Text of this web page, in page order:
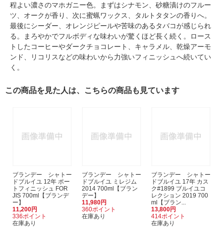
程よい濃さのマホガニー色。まずはシナモン、砂糖漬けのフルー
ツ、オークが香り、次に蜜蝋ワックス、タルトタタンの香りへ。
最後にシーダー、オレンジピールや苦味のあるタバコが感じられ
る。まろやかでフルボディな味わいが驚くほど長く続く。ロース
トしたコーヒーやダークチョコレート、キャラメル、乾燥アーモ
ンド、リコリスなどの味わいから力強いフィニッシュへ続いてい
く。
この商品を見た人は、こちらの商品も見ています
ブランデー シャトー
ドブルイユ 12年 ポー
トフィニッシュ FOR
JIS 700ml【ブランデ
ー】
11,200円
336ポイント
在庫あり
ブランデー シャトー
ドブルイユ ミレジム
2014 700ml【ブラン
デー】
11,980円
360ポイント
在庫あり
ブランデー シャトー
ドブルイユ 17年 カス
ク#1899 ブルイユコ
レクション 2019 700
ml【ブラン...
13,800円
414ポイント
在庫あり